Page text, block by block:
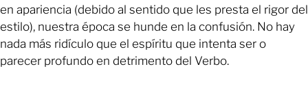
en apariencia (debido al sentido que les presta el rigor del
estilo), nuestra época se hunde en la confusión. No hay
nada más ridículo que el espíritu que intenta ser o
parecer profundo en detrimento del Verbo.